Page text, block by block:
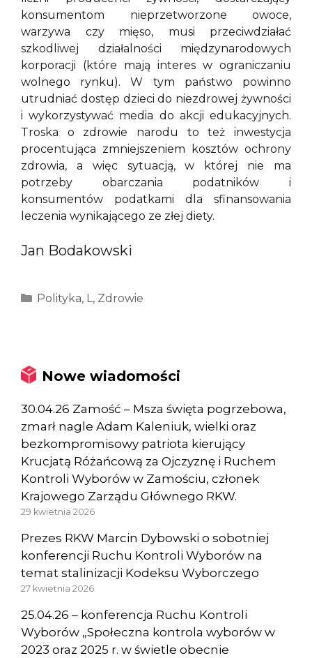
konsumentom nieprzetworzone owoce,
warzywa czy mięso, musi przeciwdziałać
szkodliwej działalności międzynarodowych
korporacji (które mają interes w ograniczaniu
wolnego rynku). W tym państwo powinno
utrudniać dostęp dzieci do niezdrowej żywności
i wykorzystywać media do akcji edukacyjnych.
Troska o zdrowie narodu to też inwestycja
procentująca zmniejszeniem kosztów ochrony
zdrowia, a więc sytuacją, w której nie ma
potrzeby obarczania podatników i
konsumentów podatkami dla sfinansowania
leczenia wynikającego ze złej diety.
Jan Bodakowski
Kategorie
Polityka, L, Zdrowie
Nowe wiadomości
30.04.26 Zamość – Msza święta pogrzebowa,
zmarł nagle Adam Kaleniuk, wielki oraz
bezkompromisowy patriota kierujący
Krucjatą Różańcową za Ojczyznę i Ruchem
Kontroli Wyborów w Zamościu, członek
Krajowego Zarządu Głównego RKW.
29 kwietnia 2026
Prezes RKW Marcin Dybowski o sobotniej
konferencji Ruchu Kontroli Wyborów na
temat stalinizacji Kodeksu Wyborczego
27 kwietnia 2026
25.04.26 – konferencja Ruchu Kontroli
Wyborów „Społeczna kontrola wyborów w
2023 oraz 2025 r. w świetle obecnie